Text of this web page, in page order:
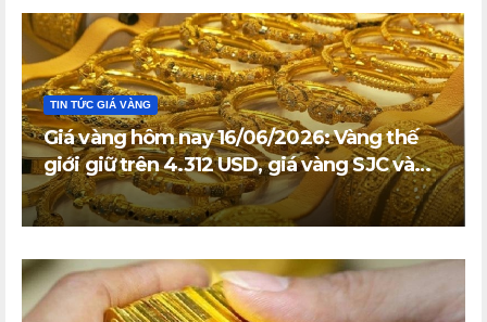
TIN TỨC GIÁ VÀNG
Giá vàng hôm nay 16/06/2026: Vàng thế
giới giữ trên 4.312 USD, giá vàng SJC và
vàng nhẫn trong nước đi ngang